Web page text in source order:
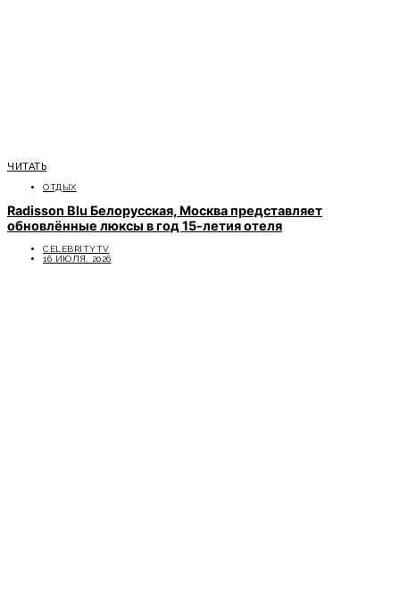
ЧИТАТЬ
ОТДЫХ
Radisson Blu Белорусская, Москва представляет
обновлённые люксы в год 15-летия отеля
CELEBRITYTV
16 ИЮЛЯ, 2026